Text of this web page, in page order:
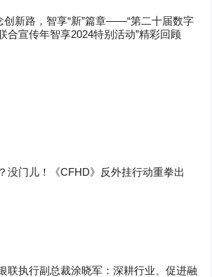
创新路，智享“新”篇章——“第二十届数字
合宣传年智享2024特别活动”精彩回顾
没门儿！《CFHD》反外挂行动重拳出
联执行副总裁涂晓军：深耕行业、促进融